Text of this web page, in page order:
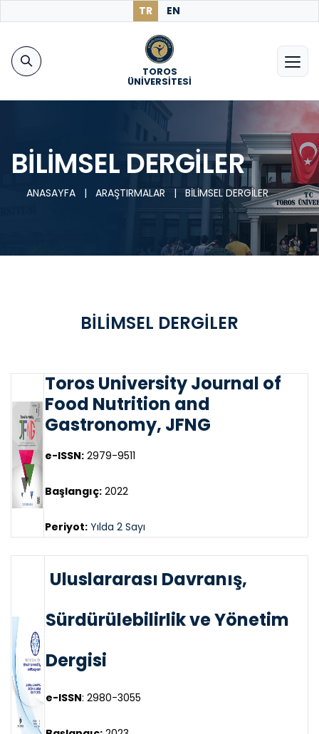
TR EN
TOROS
ÜNİVERSİTESİ
BİLİMSEL DERGİLER
ANASAYFA | ARAŞTIRMALAR | BİLİMSEL DERGİLER
BİLİMSEL DERGİLER
Toros University Journal of
Food Nutrition and
Gastronomy, JFNG
e-ISSN: 2979-9511
Başlangıç: 2022
Periyot: Yılda 2 Sayı
Uluslararası Davranış,
Sürdürülebilirlik ve Yönetim
Dergisi
e-ISSN: 2980-3055